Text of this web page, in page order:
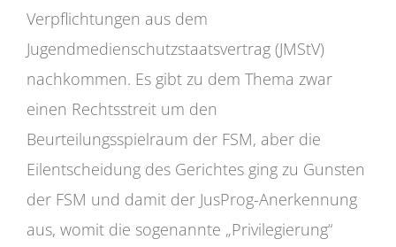
Verpflichtungen aus dem
Jugendmedienschutzstaatsvertrag (JMStV)
nachkommen. Es gibt zu dem Thema zwar
einen Rechtsstreit um den
Beurteilungsspielraum der FSM, aber die
Eilentscheidung des Gerichtes ging zu Gunsten
der FSM und damit der JusProg-Anerkennung
aus, womit die sogenannte „Privilegierung“